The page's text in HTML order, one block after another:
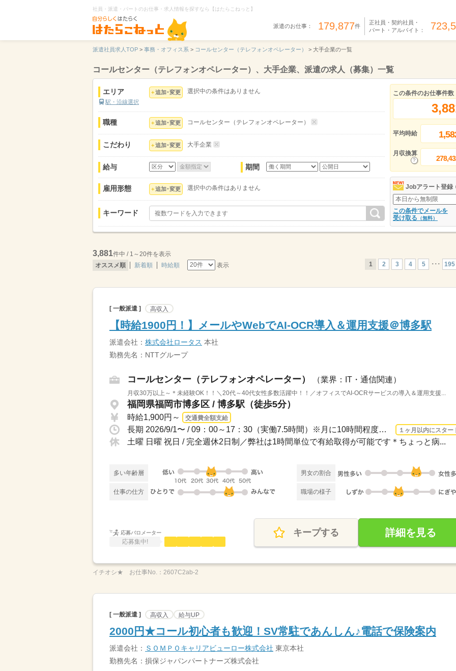
社員・派遣・パートのお仕事・求人情報を探すなら【はたらこねっと】
派遣のお仕事： 179,877件
正社員・契約社員・
パート・アルバイト：
派遣社員求人TOP > 事務・オフィス系 > コールセンター（テレフォンオペレーター） > 大手企業の一覧
コールセンター（テレフォンオペレーター）、大手企業、派遣の求人（募集）一覧
エリア
駅・沿線選択
追加･変更 選択中の条件はありません
職種 追加･変更 コールセンター（テレフォンオペレーター）
こだわり 追加･変更 大手企業
給与 期間
雇用形態 追加･変更 選択中の条件はありません
キーワード
この条件のお仕事件数
平均時給
月収換算
Jobアラート登録
この条件でメールを
受け取る （無料）
3,881件中 / 1～20件を表示
オススメ順
新着順 時給順 表示 1 2 3 4 5 ･･･ 195
[ 一般派遣 ] 高収入
【時給1900円！】メールやWebでAI-OCR導入＆運用支援＠博多駅
派遣会社： 株式会社ロータス 本社
勤務先名：NTTグループ
コールセンター（テレフォンオペレーター） （業界：IT・通信関連）
月収30万以上～＊未経験OK！！＼20代～40代女性多数活躍中！！／オフィスでAI‐OCRサービスの導入＆運用支援...
福岡県福岡市博多区 / 博多駅（徒歩5分）
時給1,900円～ 交通費全額支給
長期 2026/9/1〜 / 09：00～17：30（実働7.5時間）※月に10時間程度※残業がある日、な... １ヶ月以内にスター
土曜 日曜 祝日 / 完全週休2日制／弊社は1時間単位で有給取得が可能です＊ちょっと病...
多い年齢層 男女の割合
仕事の仕方 職場の様子
応募バロメーター
応募集中!
キープする 詳細を見る
イチオシ★ お仕事No.： 2607C2ab-2
[ 一般派遣 ] 高収入 給与UP
2000円★コール初心者も歓迎！SV常駐であんしん♪電話で保険案内
派遣会社： ＳＯＭＰＯキャリアビューロー株式会社 東京本社
勤務先名：損保ジャパンパートナーズ株式会社